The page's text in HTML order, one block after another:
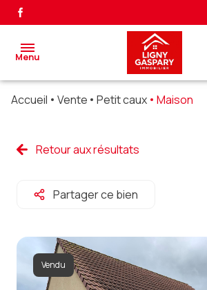
Menu
ventes
vendus
partenaires
alerte
Accueil Vente Petit caux Maison
Retour aux résultats
Partager ce bien
Vendu